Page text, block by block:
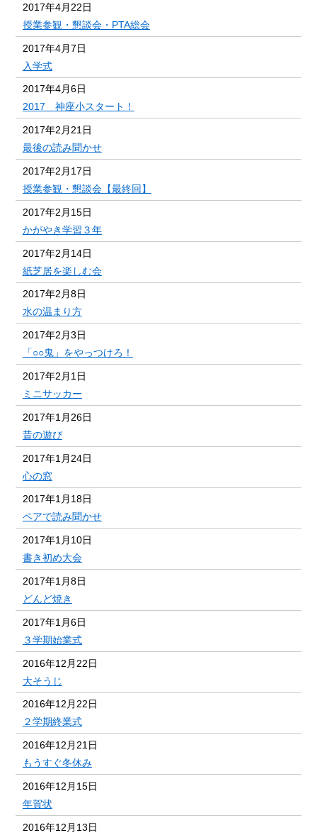
2017年4月22日
授業参観・懇談会・PTA総会
2017年4月7日
入学式
2017年4月6日
2017 神座小スタート！
2017年2月21日
最後の読み聞かせ
2017年2月17日
授業参観・懇談会【最終回】
2017年2月15日
かがやき学習３年
2017年2月14日
紙芝居を楽しむ会
2017年2月8日
水の温まり方
2017年2月3日
「○○鬼」をやっつけろ！
2017年2月1日
ミニサッカー
2017年1月26日
昔の遊び
2017年1月24日
心の窓
2017年1月18日
ペアで読み聞かせ
2017年1月10日
書き初め大会
2017年1月8日
どんど焼き
2017年1月6日
３学期始業式
2016年12月22日
大そうじ
2016年12月22日
２学期終業式
2016年12月21日
もうすぐ冬休み
2016年12月15日
年賀状
2016年12月13日